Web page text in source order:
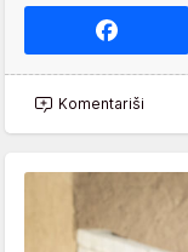
Komentariši